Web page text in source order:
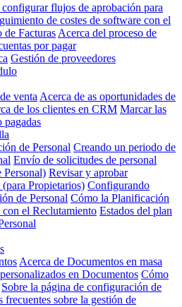
flujos de aprobación para
de costes de software con el
de Facturas Acerca del proceso de
por pagar
Gestión de proveedores
venta Acerca de as oportunidades de
de los clientes en CRM Marcar las
pagadas
de Personal Creando un periodo de
Envío de solicitudes de personal
Personal) Revisar y aprobar
Propietarios) Configurando
de Personal Cómo la Planificación
con el Reclutamiento Estados del plan
Acerca de Documentos en masa
en Documentos Cómo
Sobre la página de configuración de
frecuentes sobre la gestión de